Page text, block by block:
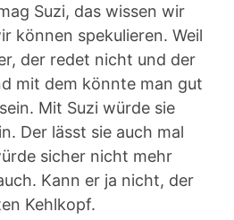
Suzi, das wissen wir
können spekulieren. Weil
der redet nicht und der
mit dem könnte man gut
Mit Suzi würde sie
Der lässt sie auch mal
sicher nicht mehr
Kann er ja nicht, der
Kehlkopf.